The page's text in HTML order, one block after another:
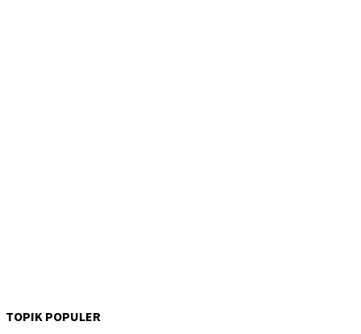
TOPIK POPULER